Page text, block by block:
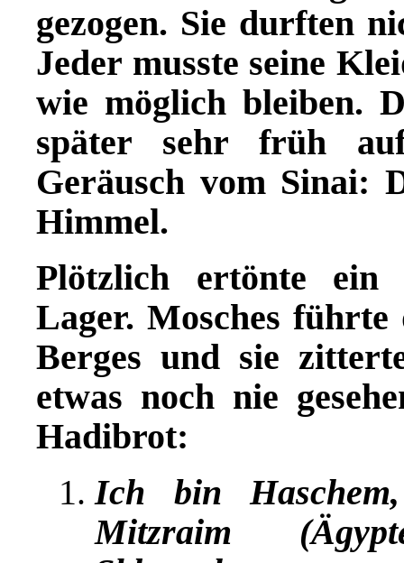
gezogen. Sie durften
Jeder musste seine
wie möglich bleiben.
später sehr früh
Geräusch vom Sinai:
Himmel.
Plötzlich ertönte ein
Lager. Mosches führte
Berges und sie
etwas noch nie
Hadibrot:
Ich bin
Mitzraim